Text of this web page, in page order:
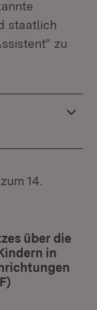
staatlich
zu
14.
über die
in